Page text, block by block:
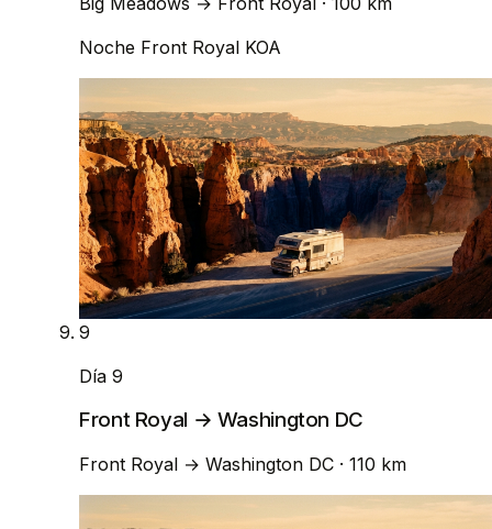
Noche Front Royal KOA
9
Día 9
Front Royal → Washington DC
Front Royal → Washington DC · 110 km